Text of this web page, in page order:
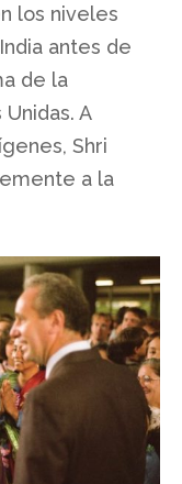
los niveles
antes de
de la
A
Shri
a la